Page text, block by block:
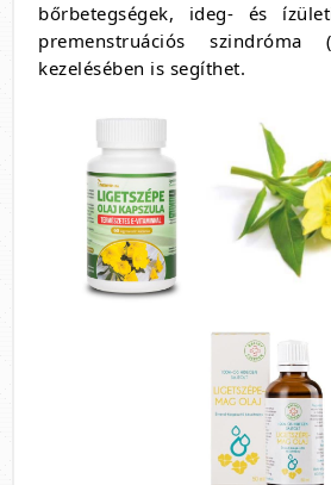
bőrbetegségek, ideg- és
premenstruációs szindróma
kezelésében is segíthet.